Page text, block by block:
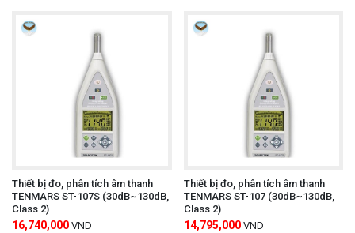
Thiết bị đo, phân tích âm thanh
TENMARS ST-107S (30dB~130dB,
Class 2)
16,740,000 VND
Thiết bị đo, phân tích âm thanh
TENMARS ST-107 (30dB~130dB,
Class 2)
14,795,000 VND